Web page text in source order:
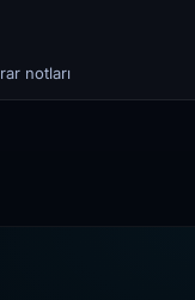
notları